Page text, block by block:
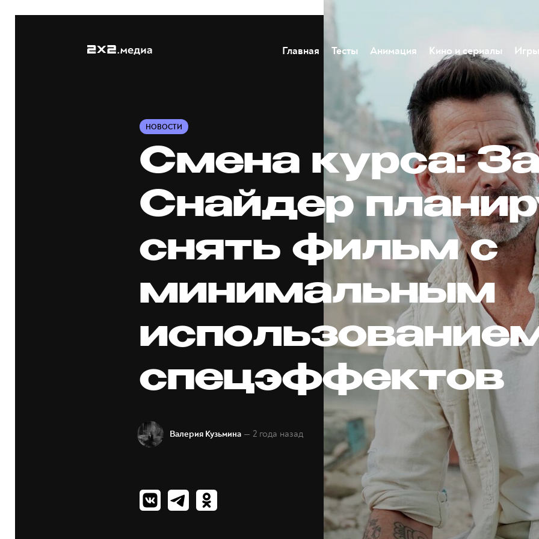
Главная Тесты Анимация Кино и сериалы Игры
НОВОСТИ
Смена курса:
Снайдер
снять фильм с
минимальным
спецэффектов
Валерия Кузьмина — 2 года назад